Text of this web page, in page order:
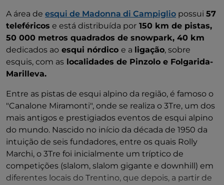
A área de esqui de Madonna di Campiglio possui 57
teleféricos e está distribuída por 150 km de pistas,
50 000 metros quadrados de snowpark, 40 km
dedicados ao esqui nórdico e a ligação, sobre
esquis, com as localidades de Pinzolo e Folgarida-
Marilleva.
Entre as pistas de esqui alpino da região, é famoso o
"Canalone Miramonti", onde se realiza o 3Tre, um dos
mais antigos e prestigiados eventos de esqui alpino
do mundo. Nascido no início da década de 1950 da
intuição de seis fundadores, entre os quais Rolly
Marchi, o 3Tre foi inicialmente um tríptico de
competições (slalom, slalom gigante e downhill) em
diferentes locais do Trentino, que depois, a partir de